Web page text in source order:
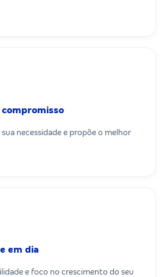
compromisso
necessidade e propõe o melhor
em dia
e foco no crescimento do seu